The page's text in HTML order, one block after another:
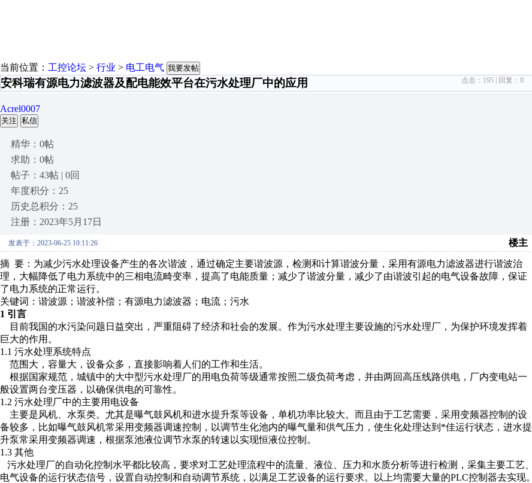
当前位置： 工控论坛 > 行业 > 电工电气 我要发帖
安科瑞有源电力滤波器及配电能效平台在污水处理厂中的应用 点击： 195 | 回复： 0
Acrel0007
关注 私信
精华：0帖
求助：0帖
帖子：43帖 | 0回
年度积分：25
历史总积分：25
注册：2023年5月17日
发表于：2023-06-25 10:11:26 楼主
摘 要：为减少污水处理设备产生的各次谐波，通过确定主要谐波源，检测和计算谐波分量，采用有源电力滤波器进行谐波治
理，大幅降低了电力系统中的三相电流畸变率，提高了电能质量；减少了谐波分量，减少了由谐波引起的电气设备故障，保证
了电力系统的正常运行。
关键词：谐波源；谐波补偿；有源电力滤波器；电流；污水
1 引言
目前我国的水污染问题日益突出，严重阻碍了经济和社会的发展。作为污水处理主要设施的污水处理厂，为保护环境发挥着
巨大的作用。
1.1 污水处理系统特点
范围大，容量大，设备众多，直接影响着人们的工作和生活。
根据国家规范，城镇中的大中型污水处理厂的用电负荷等级通常按照二级负荷考虑，并由两回高压线路供电，厂内变电站一
般设置两台变压器，以确保供电的可靠性。
1.2 污水处理厂中的主要用电设备
主要是风机、水泵类。尤其是曝气鼓风机和进水提升泵等设备，单机功率比较大。而且由于工艺需要，采用变频器控制的设
备较多，比如曝气鼓风机常采用变频器调速控制，以调节生化池内的曝气量和供气压力，使生化处理达到*佳运行状态，进水提
升泵常采用变频器调速，根据泵池液位调节水泵的转速以实现恒液位控制。
1.3 其他
污水处理厂的自动化控制水平都比较高，要求对工艺处理流程中的流量、液位、压力和水质分析等进行检测，采集主要工艺、
电气设备的运行状态信号，设置自动控制和自动调节系统，以满足工艺设备的运行要求。以上均需要大量的PLC控制器去实现。